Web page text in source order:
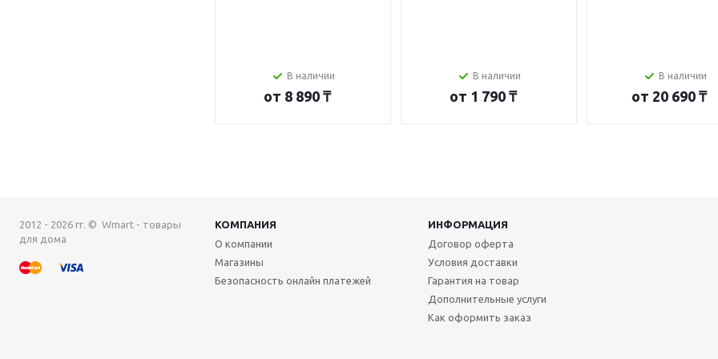
В наличии
от 8 890 ₸
В наличии
от 1 790 ₸
В наличии
от 20 690 ₸
2012 - 2026 гг. © Wmart - товары
для дома
КОМПАНИЯ
ИНФОРМАЦИЯ
О компании
Магазины
Безопасность онлайн платежей
Договор оферта
Условия доставки
Гарантия на товар
Дополнительные услуги
Как оформить заказ